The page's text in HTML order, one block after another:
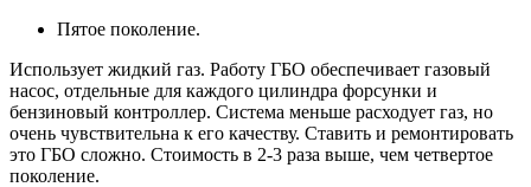
Пятое поколение.
Использует жидкий газ. Работу ГБО обеспечивает газовый
насос, отдельные для каждого цилиндра форсунки и
бензиновый контроллер. Система меньше расходует газ, но
очень чувствительна к его качеству. Ставить и ремонтировать
это ГБО сложно. Стоимость в 2-3 раза выше, чем четвертое
поколение.